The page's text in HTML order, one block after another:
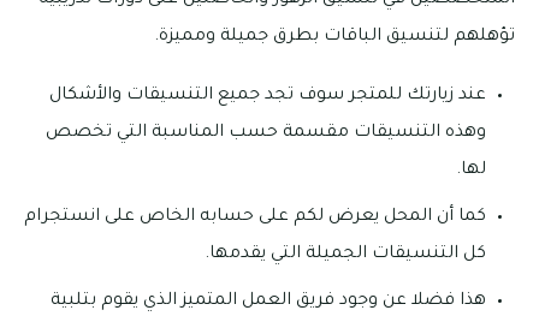
تؤهلهم لتنسيق الباقات بطرق جميلة ومميزة.
عند زيارتك للمتجر سوف تجد جميع التنسيقات والأشكال
وهذه التنسيقات مقسمة حسب المناسبة التي تخصص
لها.
كما أن المحل يعرض لكم على حسابه الخاص على انستجرام
كل التنسيقات الجميلة التي يقدمها.
هذا فضلا عن وجود فريق العمل المتميز الذي يقوم بتلبية